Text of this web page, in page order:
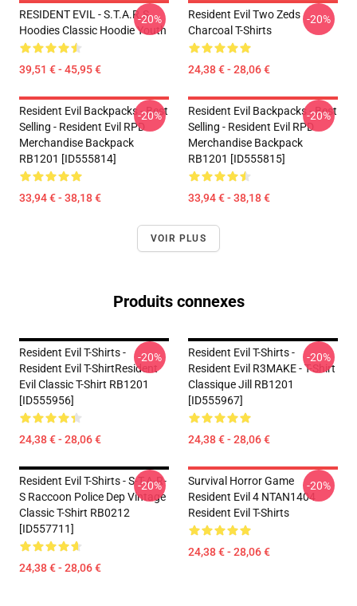
RESIDENT EVIL - S.T.A.R.S
Hoodies Classic Hoodie Youth
39,51 € - 45,95 €
-20%
Resident Evil Two Zeds
Charcoal T-Shirts
24,38 € - 28,06 €
-20%
Resident Evil Backpacks - Best
Selling - Resident Evil RPD
Merchandise Backpack
RB1201 [ID555814]
33,94 € - 38,18 €
-20%
Resident Evil Backpacks - Best
Selling - Resident Evil RPD
Merchandise Backpack
RB1201 [ID555815]
33,94 € - 38,18 €
-20%
VOIR PLUS
Produits connexes
Resident Evil T-Shirts -
Resident Evil T-ShirtResident
Evil Classic T-Shirt RB1201
[ID555956]
24,38 € - 28,06 €
-20%
Resident Evil T-Shirts -
Resident Evil R3MAKE - T-Shirt
Classique Jill RB1201
[ID555967]
24,38 € - 28,06 €
-20%
Resident Evil T-Shirts - S-T-A-R-
S Raccoon Police Dep Vintage
Classic T-Shirt RB0212
[ID557711]
24,38 € - 28,06 €
-20%
Survival Horror Game
Resident Evil 4 NTAN1404
Resident Evil T-Shirts
24,38 € - 28,06 €
-20%